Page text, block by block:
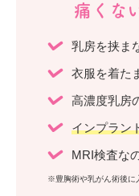
痛くな
乳房を挟ま
衣服を着た
高濃度乳房
インプラン
MRI検査な
※豊胸術や乳がん術後に